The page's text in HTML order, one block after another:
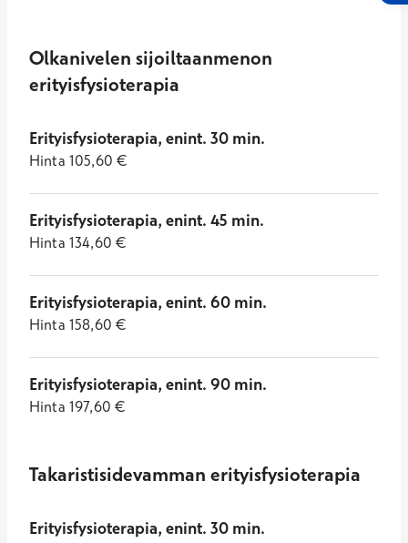
Olkanivelen sijoiltaanmenon
erityisfysioterapia
Erityisfysioterapia, enint. 30 min.
Hinta 105,60 €
Erityisfysioterapia, enint. 45 min.
Hinta 134,60 €
Erityisfysioterapia, enint. 60 min.
Hinta 158,60 €
Erityisfysioterapia, enint. 90 min.
Hinta 197,60 €
Takaristisidevamman erityisfysioterapia
Erityisfysioterapia, enint. 30 min.